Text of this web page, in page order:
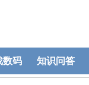
数码 知识问答